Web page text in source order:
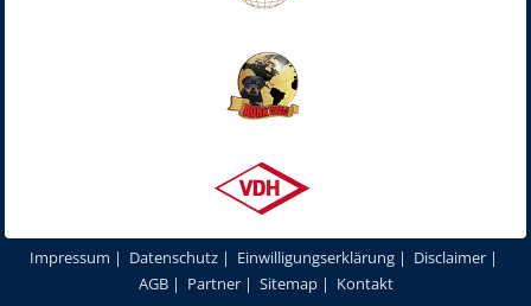
Impressum | Datenschutz | Einwilligungserklärung | Disclaimer |
AGB| Partner| Sitemap| Kontakt